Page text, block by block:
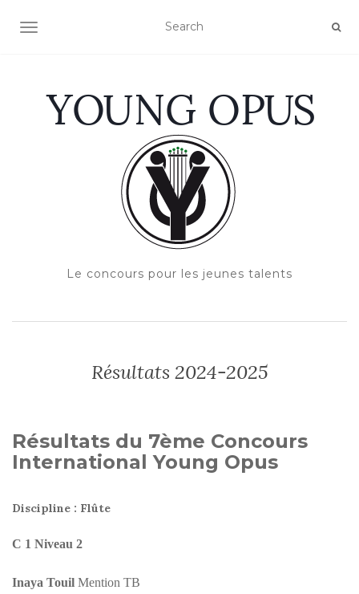
OUVRIR/FERMER LA NAVIGATION
Le concours pour les jeunes talents
Résultats 2024-2025
Résultats du 7ème Concours
International Young Opus
Discipline : Flûte
C 1 Niveau 2
Inaya Touil Mention TB